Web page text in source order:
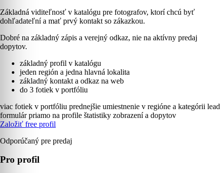
Základná viditeľnosť v katalógu pre fotografov, ktorí chcú byť
dohľadateľní a mať prvý kontakt so zákazkou.
Dobré na základný zápis a verejný odkaz, nie na aktívny predaj
dopytov.
základný profil v katalógu
jeden región a jedna hlavná lokalita
základný kontakt a odkaz na web
do 3 fotiek v portfóliu
viac fotiek v portfóliu prednejšie umiestnenie v regióne a kategórii lead
formulár priamo na profile štatistiky zobrazení a dopytov
Založiť free profil
Odporúčaný pre predaj
Pro profil